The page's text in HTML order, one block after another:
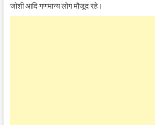
जोशी आदि गणमान्य लोग मौजूद रहे।